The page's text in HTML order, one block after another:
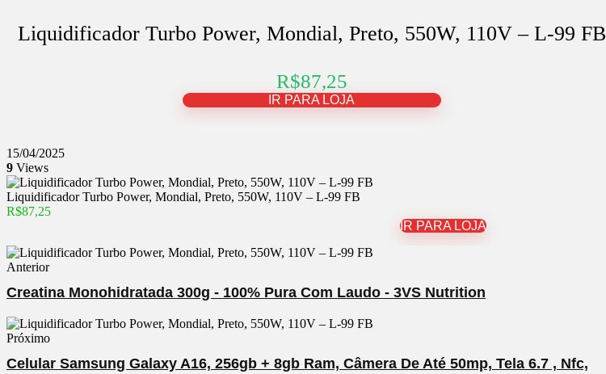
Liquidificador Turbo Power, Mondial, Preto, 550W, 110V – L-99 FB
R$87,25
IR PARA LOJA
15/04/2025
9 Views
Liquidificador Turbo Power, Mondial, Preto, 550W, 110V – L-99 FB
R$87,25
IR PARA LOJA
Anterior
Creatina Monohidratada 300g - 100% Pura Com Laudo - 3VS Nutrition
Próximo
Celular Samsung Galaxy A16, 256gb + 8gb Ram, Câmera De Até 50mp, Tela 6.7 , Nfc,